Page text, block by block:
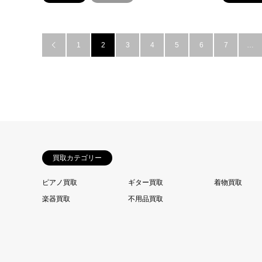
 1 2 3 4 5 6 7 …
買取カテゴリー
ピアノ買取 ギター買取
着物買取
楽器買取
不用品買取